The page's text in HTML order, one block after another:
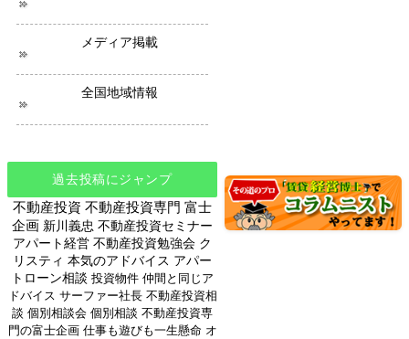
メディア掲載
全国地域情報
過去投稿にジャンプ
不動産投資 不動産投資専門 富士
企画 新川義忠 不動産投資セミナー
アパート経営 不動産投資勉強会 ク
リスティ 本気のアドバイス アパー
トローン相談 投資物件 仲間と同じア
ドバイス サーファー社長 不動産投資相
談 個別相談会 個別相談 不動産投資専
門の富士企画 仕事も遊びも一生懸命 オ